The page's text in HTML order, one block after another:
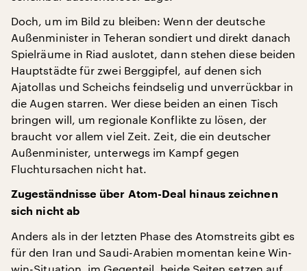
Doch, um im Bild zu bleiben: Wenn der deutsche
Außenminister in Teheran sondiert und direkt danach
Spielräume in Riad auslotet, dann stehen diese beiden
Hauptstädte für zwei Berggipfel, auf denen sich
Ajatollas und Scheichs feindselig und unverrückbar in
die Augen starren. Wer diese beiden an einen Tisch
bringen will, um regionale Konflikte zu lösen, der
braucht vor allem viel Zeit. Zeit, die ein deutscher
Außenminister, unterwegs im Kampf gegen
Fluchtursachen nicht hat.
Zugeständnisse über Atom-Deal hinaus zeichnen
sich nicht ab
Anders als in der letzten Phase des Atomstreits gibt es
für den Iran und Saudi-Arabien momentan keine Win-